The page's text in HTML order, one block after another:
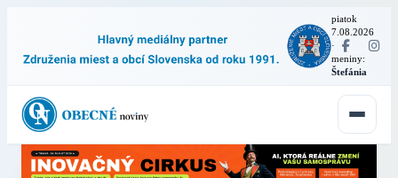
piatok
7.08.2026
·
meniny:
Štefánia